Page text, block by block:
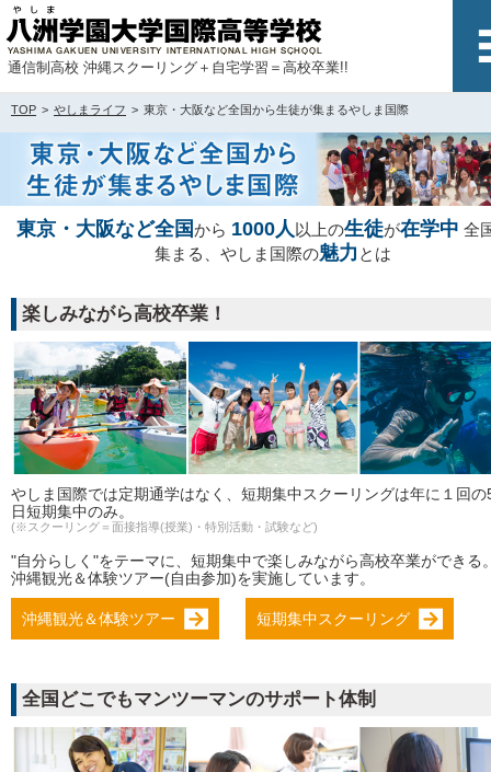
通信制高校 沖縄スクーリング＋自宅学習＝高校卒業!!
TOP やしまライフ 東京・大阪など全国から生徒が集まるやしま国際
東京・大阪など全国から 1000人 以上の生徒が在学中 全
集まる、やしま国際の魅力 とは
楽しみながら高校卒業！
やしま国際では定期通学はなく、短期集中スクーリングは年に１回の
日短期集中のみ。
(※スクーリング＝面接指導(授業)・特別活動・試験など)
"自分らしく"をテーマに、短期集中で楽しみながら高校卒業ができる
沖縄観光＆体験ツアー(自由参加)を実施しています。
沖縄観光＆体験ツアー 短期集中スクーリング
全国どこでもマンツーマンのサポート体制